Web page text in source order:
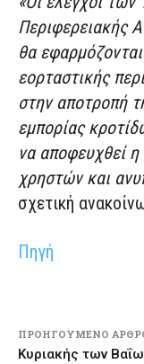
Περιφερειακής
θα
εορταστικής
στην αποτροπή
εμπορίας
να αποφευχθεί
χρηστών και
σχετική
Πηγή
ΠΡΟΗΓΟΎΜΕΝΟ
Κυριακής των